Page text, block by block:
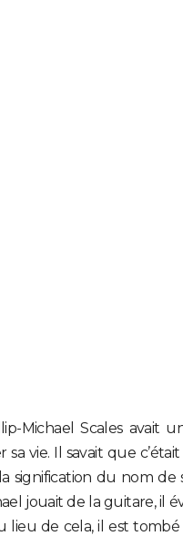
Michael Scales avait
vie. Il savait que
signification du nom de
jouait de la guitare, il
lieu de cela, il est